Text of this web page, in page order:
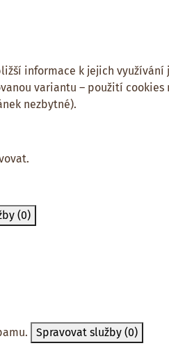
informace k jejich využívání
variantu – použití
nezbytné).
(0)
Spravovat služby (0)